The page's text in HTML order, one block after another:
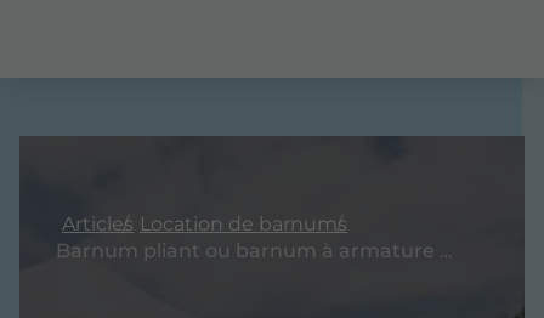
Articles Location de barnums
Barnum pliant ou barnum à armature ? Faites le bon choix !